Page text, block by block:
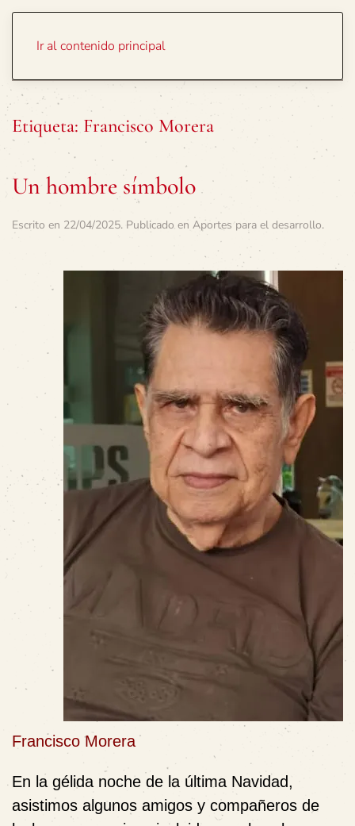
Ir al contenido principal
Etiqueta: Francisco Morera
Un hombre símbolo
Escrito en 22/04/2025. Publicado en Aportes para el desarrollo.
Francisco Morera
En la gélida noche de la última Navidad,
asistimos algunos amigos y compañeros de